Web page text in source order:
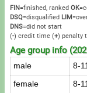
FIN=finished, ranked OK
DSQ=disqualified LIM
DNS=did not start
(-) credit time (+) penalty
Age group info
male 8-
female 8-